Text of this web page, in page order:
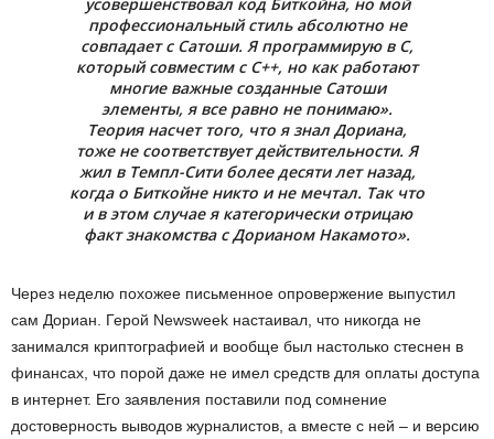
усовершенствовал код Биткойна, но мой
профессиональный стиль абсолютно не
совпадает с Сатоши. Я программирую в C,
который совместим с C++, но как работают
многие важные созданные Сатоши
элементы, я все равно не понимаю».
Теория насчет того, что я знал Дориана,
тоже не соответствует действительности. Я
жил в Темпл-Сити более десяти лет назад,
когда о Биткойне никто и не мечтал. Так что
и в этом случае я категорически отрицаю
факт знакомства с Дорианом Накамото».
Через неделю похожее письменное опровержение выпустил
сам Дориан. Герой Newsweek настаивал, что никогда не
занимался криптографией и вообще был настолько стеснен в
финансах, что порой даже не имел средств для оплаты доступа
в интернет. Его заявления поставили под сомнение
достоверность выводов журналистов, а вместе с ней – и версию